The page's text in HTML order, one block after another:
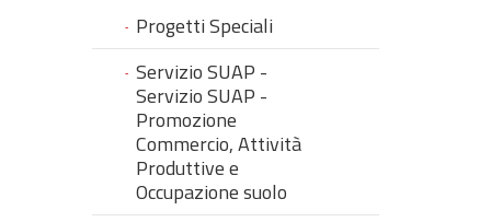
Progetti Speciali
Servizio SUAP -
Servizio SUAP -
Promozione
Commercio, Attività
Produttive e
Occupazione suolo